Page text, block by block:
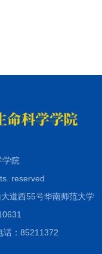
学院
reserved
道西55号华南师范大学
话：85211372